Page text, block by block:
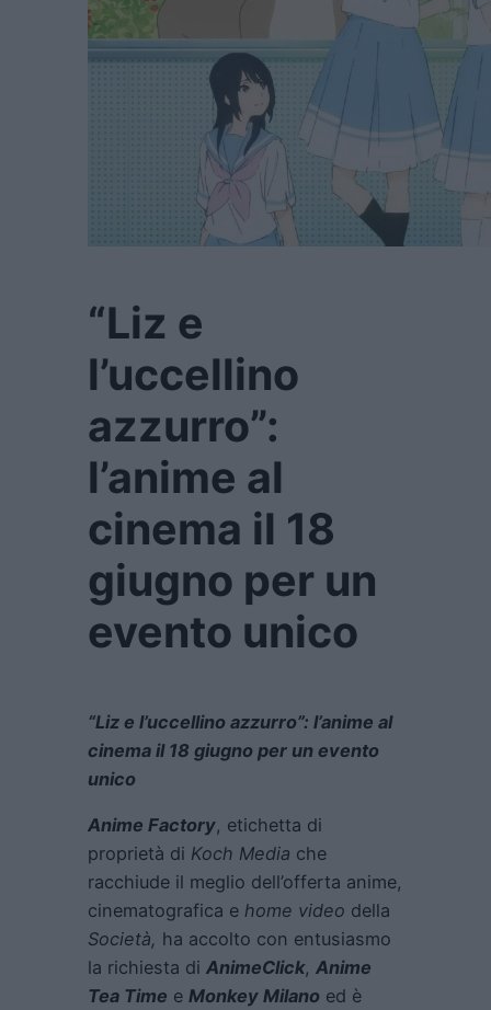
“Liz e
l’uccellino
azzurro”:
l’anime al
cinema il 18
giugno per un
evento unico
“Liz e l’uccellino azzurro”: l’anime al
cinema il 18 giugno per un evento
unico
Anime Factory, etichetta di
proprietà di Koch Media che
racchiude il meglio dell’offerta anime,
cinematografica e home video della
Società, ha accolto con entusiasmo
la richiesta di AnimeClick, Anime
Tea Time e Monkey Milano ed è